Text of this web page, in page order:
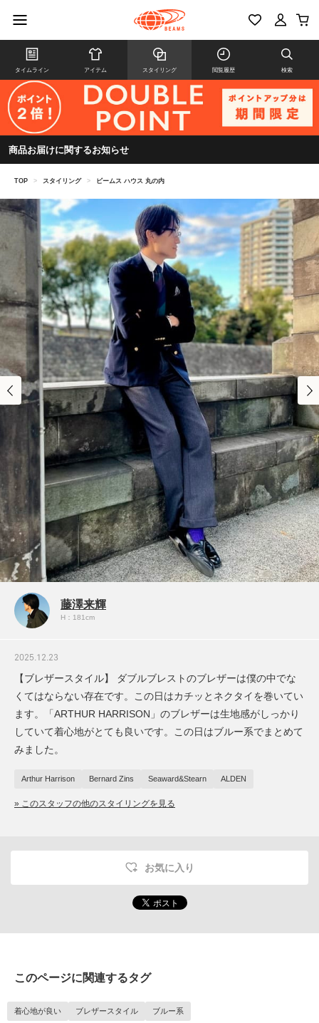
タイムライン アイテム スタイリング 閲覧履歴 検索
商品お届けに関するお知らせ
TOP > スタイリング > ビームス ハウス 丸の内
藤澤来輝
H：181cm
2025.12.23
【ブレザースタイル】 ダブルブレストのブレザーは僕の中でな
くてはならない存在です。この日はカチッとネクタイを巻いてい
ます。「ARTHUR HARRISON」のブレザーは生地感がしっかり
していて着心地がとても良いです。この日はブルー系でまとめて
みました。
Arthur Harrison Bernard Zins Seaward&Stearn ALDEN
» このスタッフの他のスタイリングを見る
お気に入り
このページに関連するタグ
着心地が良い ブレザースタイル ブルー系